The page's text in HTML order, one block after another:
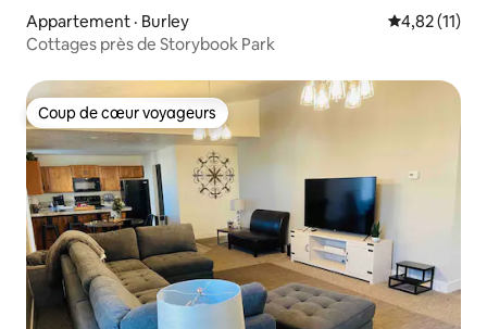
Appartement · Burley Note
4,82 (11)
Cottages près de Storybook Park
Coup de cœur voyageurs
Coup de cœur voyageurs